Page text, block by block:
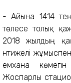
- Айына 1414
төлесе толық
2018 жылдың
нәтижелі
емхана
Жоспарлы